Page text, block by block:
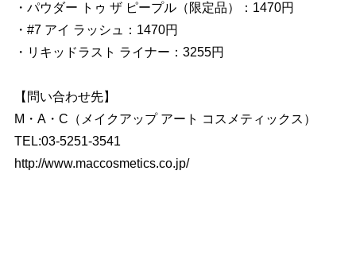
・パウダー トゥ ザ ピープル（限定品）：1470円
・#7 アイ ラッシュ：1470円
・リキッドラスト ライナー：3255円
【問い合わせ先】
M・A・C（メイクアップ アート コスメティックス）
TEL:03-5251-3541
http://www.maccosmetics.co.jp/